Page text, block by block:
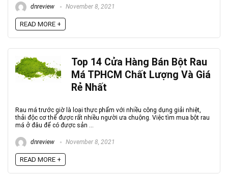
dnreview November 8, 2021
READ MORE +
Top 14 Cửa Hàng Bán Bột Rau
Má TPHCM Chất Lượng Và Giá
Rẻ Nhất
Rau má trước giờ là loại thực phẩm với nhiều công dụng giải nhiệt,
thải độc cơ thể được rất nhiều người ưa chuộng. Việc tìm mua bột rau
má ở đâu để có được sản ...
dnreview November 8, 2021
READ MORE +